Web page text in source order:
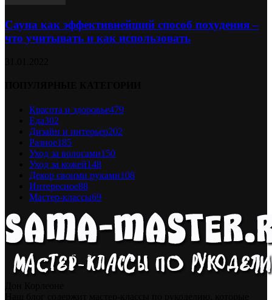
Сауна как эффективнейший способ похудения –
что учитывать и как использовать
Красота и здоровье479
Еда302
Дизайн и интерьер202
Разное185
Уход за волосами150
Уход за кожей148
Декор своими руками108
Интересное88
Мастер-классы69